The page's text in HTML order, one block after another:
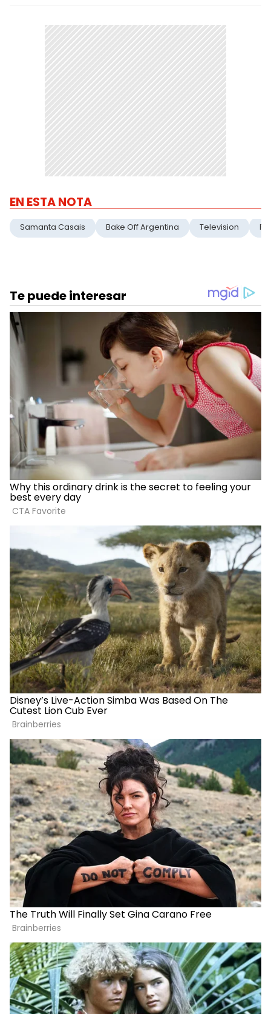
EN ESTA NOTA
Samanta Casais Bake Off Argentina Television